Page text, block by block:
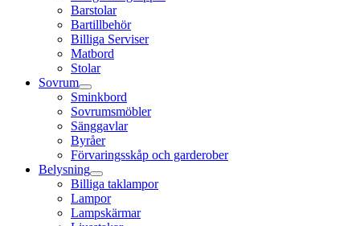
Barstolar
Bartillbehör
Billiga Serviser
Matbord
Stolar
Sovrum
Sminkbord
Sovrumsmöbler
Sänggavlar
Byråer
Förvaringsskåp och garderober
Belysning
Billiga taklampor
Lampor
Lampskärmar